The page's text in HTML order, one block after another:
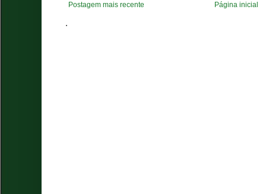
Postagem mais recente Página inicial
.